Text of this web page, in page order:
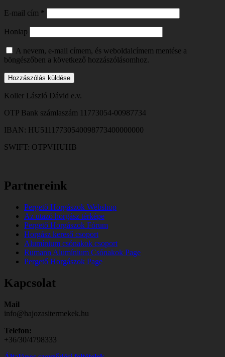
E-mail cím *
Honlap
A nevem, e-mail címem, és weboldalcímem mentése a
böngészőben a következő hozzászólásomhoz.
Koller László Dávid e.v.
OTP Bank számlaszám 11773054-00987734
IBAN: HU51117730540098773400000000
SWIFT: OTPVHUHB
Partnereink
Pergető Horgászok Webshop
Az utazó horgász térképe
Pergető Horgászok Fórum
Horgász kereső csoport
Alumínium csónakok csoport
Rumann Alumínium Csónakok Page
Pergető Horgászok Page
Kapcsolat
Mail
info@hajozasitermekek.hu
Telefon:
+36/30/4798333